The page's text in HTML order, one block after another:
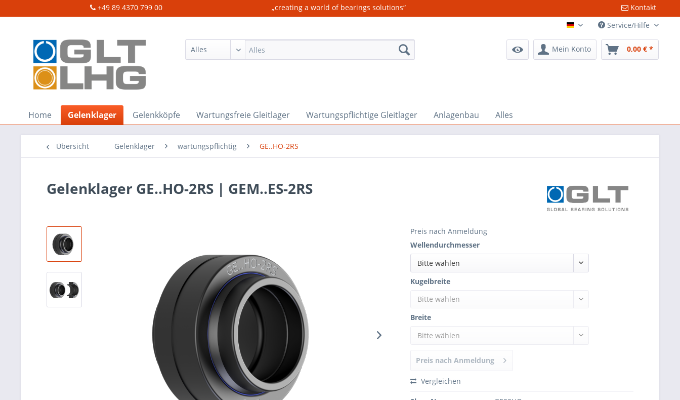
+49 89 4370 799 00 „creating a world of bearings solutions“ Kontakt
Deutsch Service/Hilfe
Mein Konto 0,00 € *
Home Gelenklager Gelenkköpfe Wartungsfreie Gleitlager Wartungspflichtige Gleitlager Anlagenbau Alles
Übersicht Gelenklager wartungspflichtig GE..HO-2RS
Gelenklager GE..HO-2RS | GEM..ES-2RS
Preis nach Anmeldung
Wellendurchmesser
Bitte wählen
Kugelbreite
Bitte wählen
Breite
Bitte wählen
Preis nach Anmeldung
Vergleichen